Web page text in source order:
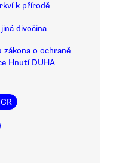
k přírodě
divočina
zákona o ochraně
Hnutí DUHA